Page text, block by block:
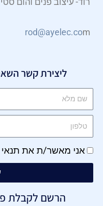
rod@ayelec.com
ליצירת קשר
אני מאשר/ת את
הרשם לקבלת